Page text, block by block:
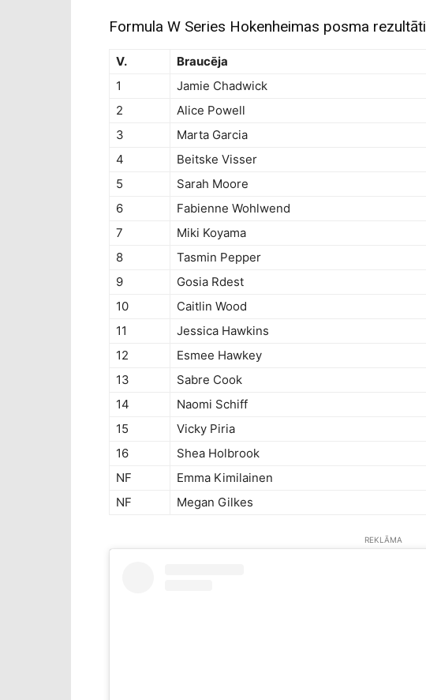
Formula W Series Hokenheimas posma rezultāti
V. Braucēja
1
Jamie Chadwick
2
Alice Powell
3
Marta Garcia
4
Beitske Visser
5
Sarah Moore
6
Fabienne Wohlwend
7
Miki Koyama
8
Tasmin Pepper
9
Gosia Rdest
10
Caitlin Wood
11
Jessica Hawkins
12
Esmee Hawkey
13
Sabre Cook
14
Naomi Schiff
15
Vicky Piria
16
Shea Holbrook
NF
Emma Kimilainen
NF
Megan Gilkes
REKLĀMA